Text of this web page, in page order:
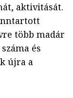
aktivitását.
több madár
és
újra a